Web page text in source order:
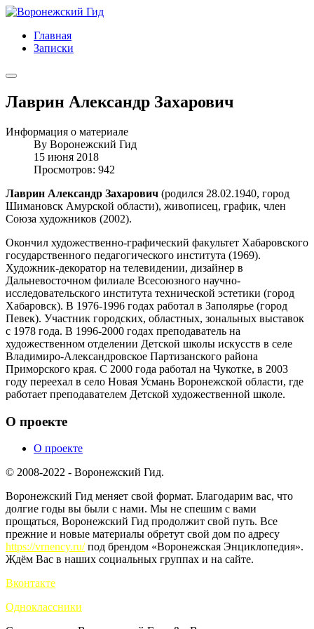
Главная
Записки
Лаврин Александр Захарович
Информация о материале
By Воронежский Гид
15 июня 2018
Просмотров: 942
Лаврин Александр Захарович (родился 28.02.1940, город
Шимановск Амурской области), живописец, график, член
Союза художников (2002).
Окончил художественно-графический факультет Хабаровского
государственного педагогического института (1969).
Художник-декоратор на телевидении, дизайнер в
Дальневосточном филиале Всесоюзного научно-
исследовательского института технической эстетики (город
Хабаровск). В 1976-1996 годах работал в Заполярье (город
Певек). Участник городских, областных, зональных выставок
с 1978 года. В 1996-2000 годах преподаватель на
художественном отделении Детской школы искусств в селе
Владимиро-Александровское Партизанского района
Приморского края. С 2000 года работал на Чукотке, в 2003
году переехал в село Новая Усмань Воронежской области, где
работает преподавателем Детской художественной школе.
О проекте
О проекте
© 2008-2022 - Воронежский Гид.
Воронежский Гид меняет свой формат. Благодарим вас, что
долгие годы вы были с нами. Мы не спешим с вами
прощаться, Воронежский Гид продолжит свой путь. Все
прежние и новые материалы обретут свой дом по адресу
https://vrnency.ru/под брендом «Воронежская Энциклопедия».
Ждём Вас в наших социальных группах и на сайте.
Вконтакте
Одноклассники